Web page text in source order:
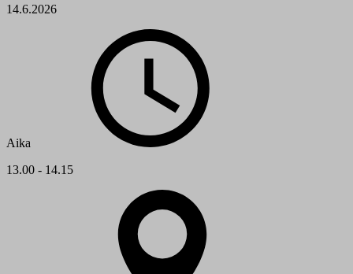
14.6.2026
Aika
13.00 - 14.15